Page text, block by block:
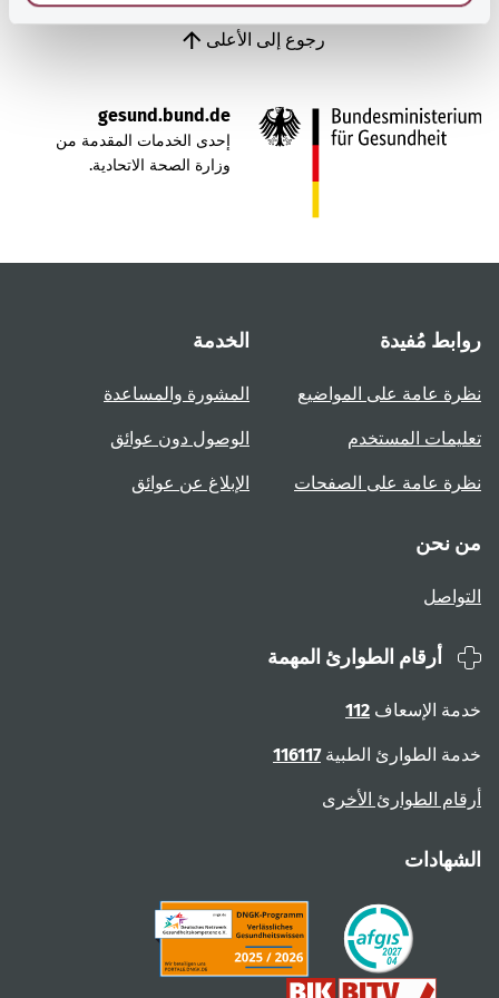
رجوع إلى الأعلى
gesund.bund.de
إحدى الخدمات المقدمة من
وزارة الصحة الاتحادية.
روابط مُفيدة
نظرة عامة على المواضيع
تعليمات المستخدم
نظرة عامة على الصفحات
الخدمة
المشورة والمساعدة
الوصول دون عوائق
الإبلاغ عن عوائق
من نحن
التواصل
أرقام الطوارئ المهمة
خدمة الإسعاف 112
خدمة الطوارئ الطبية116117
أرقام الطوارئ الأخرى
الشهادات